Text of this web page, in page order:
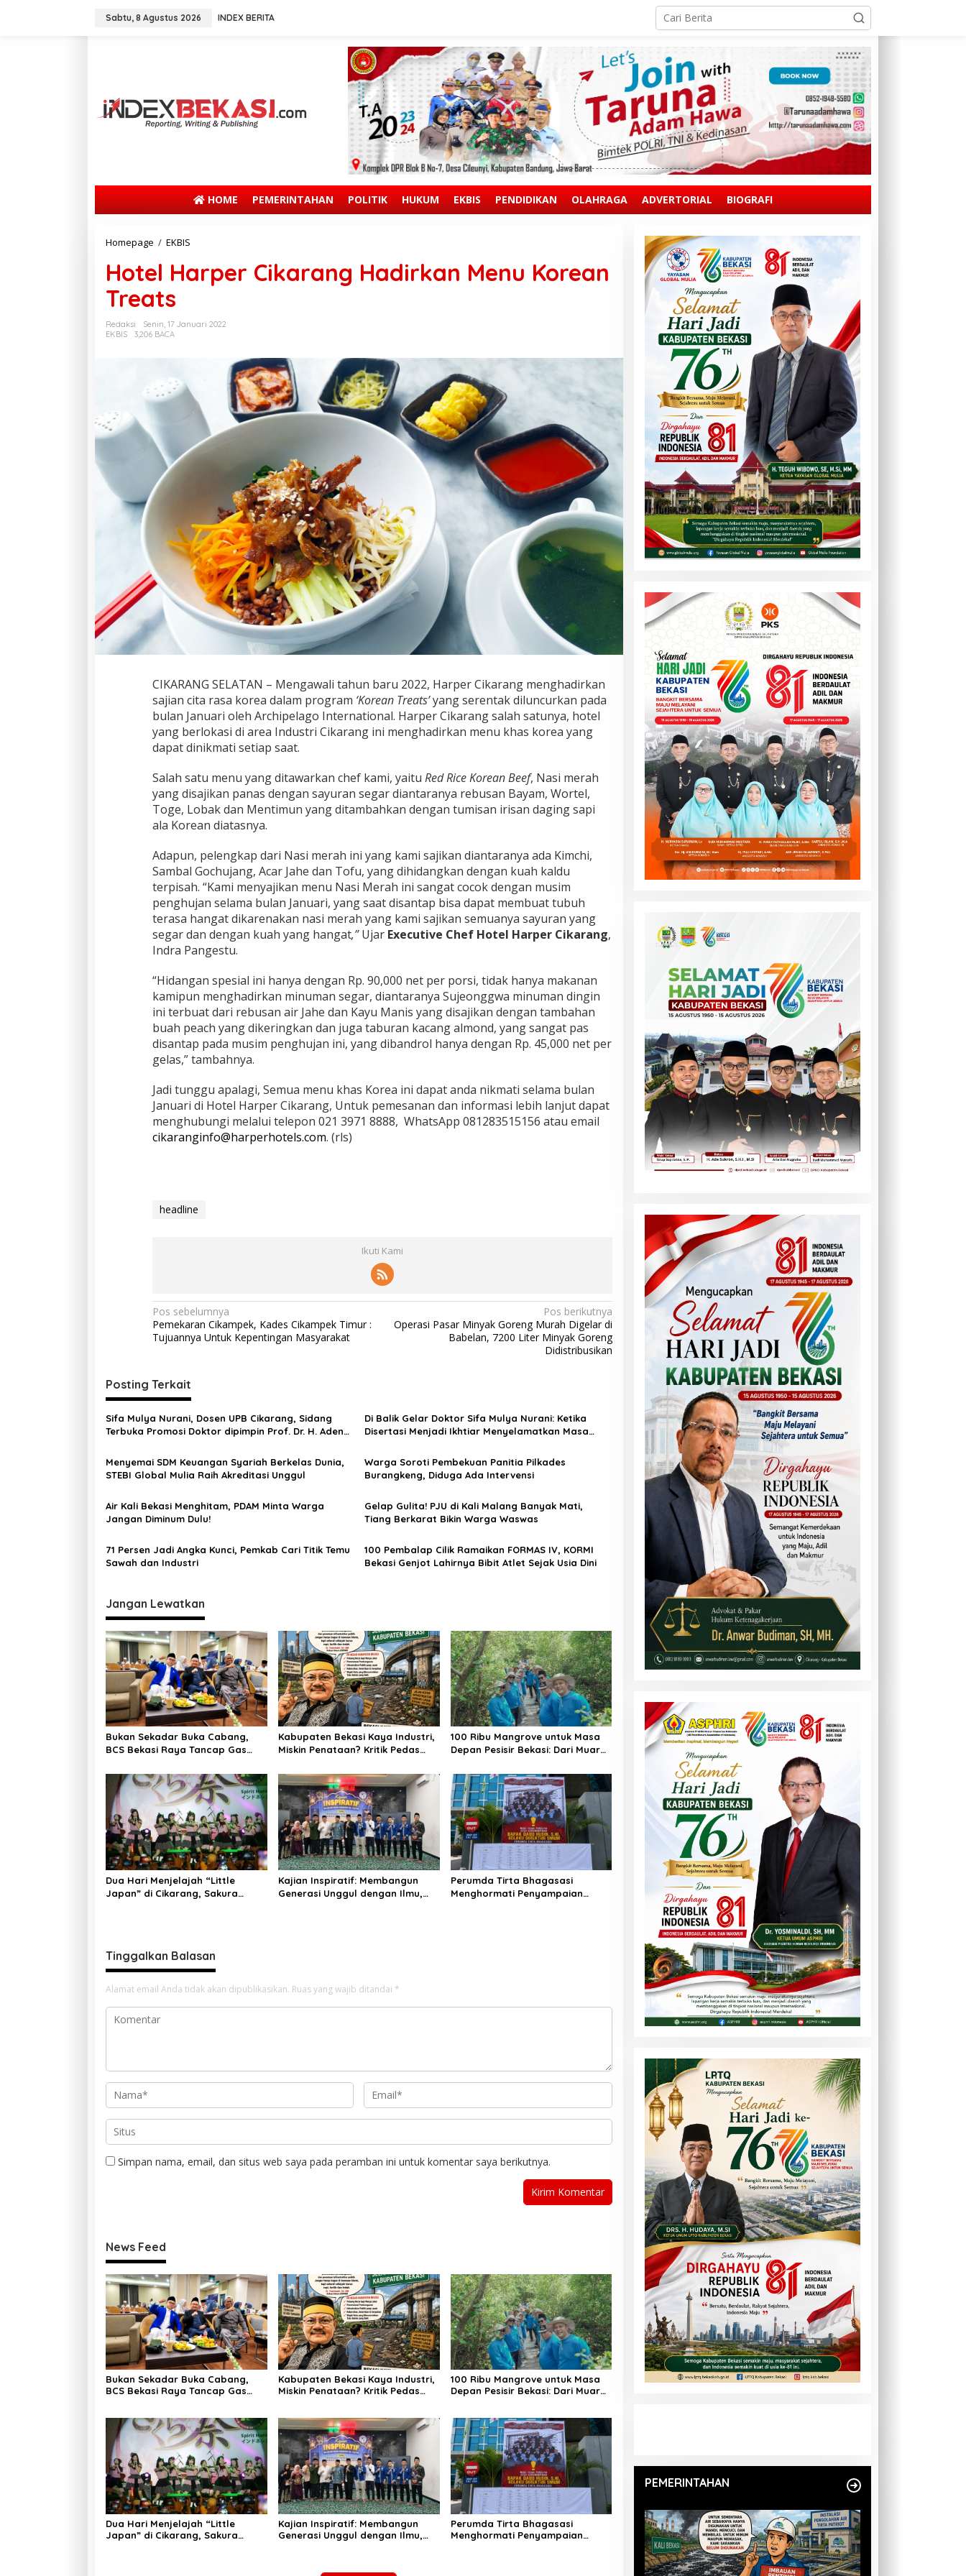
Sabtu, 8 Agustus 2026 INDEX BERITA
HOME PEMERINTAHAN POLITIK HUKUM EKBIS PENDIDIKAN OLAHRAGA ADVERTORIAL BIOGRAFI
Homepage / EKBIS
Hotel Harper Cikarang Hadirkan Menu Korean
Treats
Redaksi
Senin, 17 Januari 2022
EKBIS
3,206 BACA
CIKARANG SELATAN – Mengawali tahun baru 2022, Harper Cikarang menghadirkan
sajian cita rasa korea dalam program ‘Korean Treats’yang serentak diluncurkan pada
bulan Januari oleh Archipelago International. Harper Cikarang salah satunya, hotel
yang berlokasi di area Industri Cikarang ini menghadirkan menu khas korea yang
dapat dinikmati setiap saat.
Salah satu menu yang ditawarkan chef kami, yaitu Red Rice Korean Beef, Nasi merah
yang disajikan panas dengan sayuran segar diantaranya rebusan Bayam, Wortel,
Toge, Lobak dan Mentimun yang ditambahkan dengan tumisan irisan daging sapi
ala Korean diatasnya.
Adapun, pelengkap dari Nasi merah ini yang kami sajikan diantaranya ada Kimchi,
Sambal Gochujang, Acar Jahe dan Tofu, yang dihidangkan dengan kuah kaldu
terpisah. “Kami menyajikan menu Nasi Merah ini sangat cocok dengan musim
penghujan selama bulan Januari, yang saat disantap bisa dapat membuat tubuh
terasa hangat dikarenakan nasi merah yang kami sajikan semuanya sayuran yang
segar dan dengan kuah yang hangat,”Ujar Executive Chef Hotel Harper Cikarang,
Indra Pangestu.
“Hidangan spesial ini hanya dengan Rp. 90,000 net per porsi, tidak hanya makanan
kamipun menghadirkan minuman segar, diantaranya Sujeonggwa minuman dingin
ini terbuat dari rebusan air Jahe dan Kayu Manis yang disajikan dengan tambahan
buah peach yang dikeringkan dan juga taburan kacang almond, yang sangat pas
disantap pada musim penghujan ini, yang dibandrol hanya dengan Rp. 45,000 net per
gelas,” tambahnya.
Jadi tunggu apalagi, Semua menu khas Korea ini dapat anda nikmati selama bulan
Januari di Hotel Harper Cikarang, Untuk pemesanan dan informasi lebih lanjut dapat
menghubungi melalui telepon 021 3971 8888, WhatsApp 081283515156 atau email
cikaranginfo@harperhotels.com. (rls)
headline
Ikuti Kami
Pos sebelumnya
Pemekaran Cikampek, Kades Cikampek Timur :
Tujuannya Untuk Kepentingan Masyarakat
Pos berikutnya
Operasi Pasar Minyak Goreng Murah Digelar di
Babelan, 7200 Liter Minyak Goreng
Didistribusikan
Posting Terkait
Sifa Mulya Nurani, Dosen UPB Cikarang, Sidang
Terbuka Promosi Doktor dipimpin Prof. Dr. H. Aden
Di Balik Gelar Doktor Sifa Mulya Nurani: Ketika
Disertasi Menjadi Ikhtiar Menyelamatkan Masa
Menyemai SDM Keuangan Syariah Berkelas Dunia,
STEBI Global Mulia Raih Akreditasi Unggul
Warga Soroti Pembekuan Panitia Pilkades
Burangkeng, Diduga Ada Intervensi
Air Kali Bekasi Menghitam, PDAM Minta Warga
Jangan Diminum Dulu!
Gelap Gulita! PJU di Kali Malang Banyak Mati,
Tiang Berkarat Bikin Warga Waswas
71 Persen Jadi Angka Kunci, Pemkab Cari Titik Temu
Sawah dan Industri
100 Pembalap Cilik Ramaikan FORMAS IV, KORMI
Bekasi Genjot Lahirnya Bibit Atlet Sejak Usia Dini
Jangan Lewatkan
Bukan Sekadar Buka Cabang,
BCS Bekasi Raya Tancap Gas
Kabupaten Bekasi Kaya Industri,
Miskin Penataan? Kritik Pedas
100 Ribu Mangrove untuk Masa
Depan Pesisir Bekasi: Dari Muara
Harapan yang Tumbuh Bersama
Warga
Dua Hari Menjelajah “Little
Japan” di Cikarang, Sakura
Kajian Inspiratif: Membangun
Generasi Unggul dengan Ilmu,
Perumda Tirta Bhagasasi
Menghormati Penyampaian
Tinggalkan Balasan
Alamat email Anda tidak akan dipublikasikan. Ruas yang wajib ditandai *
Simpan nama, email, dan situs web saya pada peramban ini untuk komentar saya berikutnya.
News Feed
Bukan Sekadar Buka Cabang,
BCS Bekasi Raya Tancap Gas
Kabupaten Bekasi Kaya Industri,
Miskin Penataan? Kritik Pedas
100 Ribu Mangrove untuk Masa
Depan Pesisir Bekasi: Dari Muara
Warga
Dua Hari Menjelajah “Little
Japan” di Cikarang, Sakura
Kajian Inspiratif: Membangun
Generasi Unggul dengan Ilmu,
Perumda Tirta Bhagasasi
Menghormati Penyampaian
PEMERINTAHAN